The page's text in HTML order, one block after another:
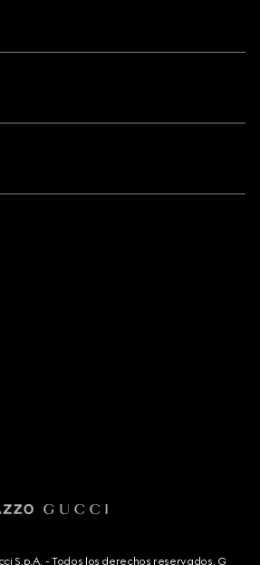
S.p.A. - Todos los derechos reservados. G